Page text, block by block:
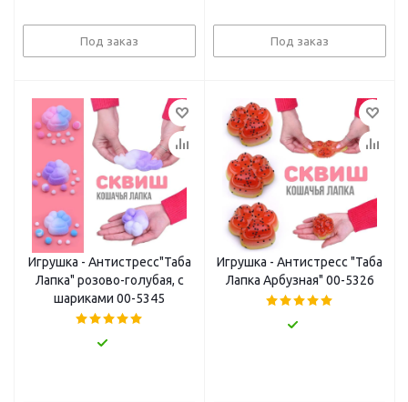
Под заказ Под заказ
Игрушка - Антистресс"Таба
Лапка" розово-голубая, с
шариками 00-5345
Игрушка - Антистресс "Таба
Лапка Арбузная" 00-5326